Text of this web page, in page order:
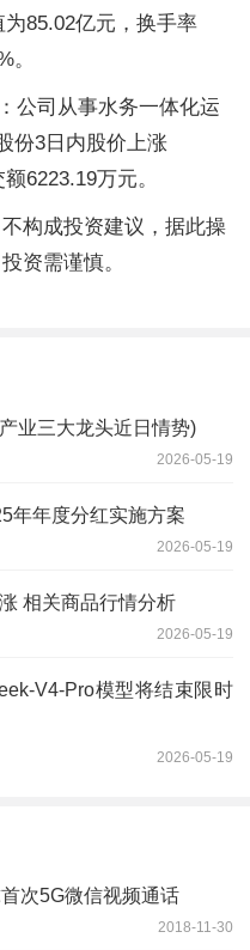
85.02亿元，换手率
。
公司从事水务一体化运
份3日内股价上涨
6223.19万元。
构成投资建议，据此操
资需谨慎。
业三大龙头近日情势)
2026-05-19
年年度分红实施方案
2026-05-19
相关商品行情分析
2026-05-19
V4-Pro模型将结束限时
2026-05-19
次5G微信视频通话
2018-11-30